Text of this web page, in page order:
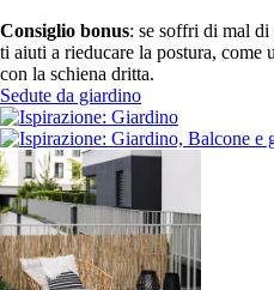
Consiglio bonus: se soffri di mal di
ti aiuti a rieducare la postura, come
con la schiena dritta.
Sedute da giardino